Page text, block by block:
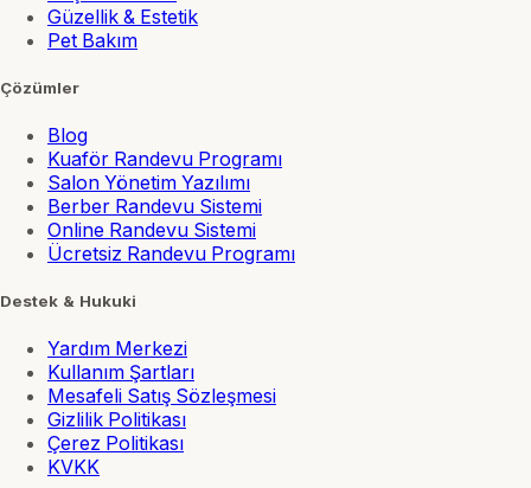
Güzellik & Estetik
Pet Bakım
Çözümler
Blog
Kuaför Randevu Programı
Salon Yönetim Yazılımı
Berber Randevu Sistemi
Online Randevu Sistemi
Ücretsiz Randevu Programı
Destek & Hukuki
Yardım Merkezi
Kullanım Şartları
Mesafeli Satış Sözleşmesi
Gizlilik Politikası
Çerez Politikası
KVKK